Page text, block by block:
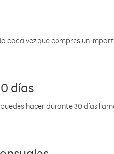
cada vez que compres un
días
hacer durante 30 días